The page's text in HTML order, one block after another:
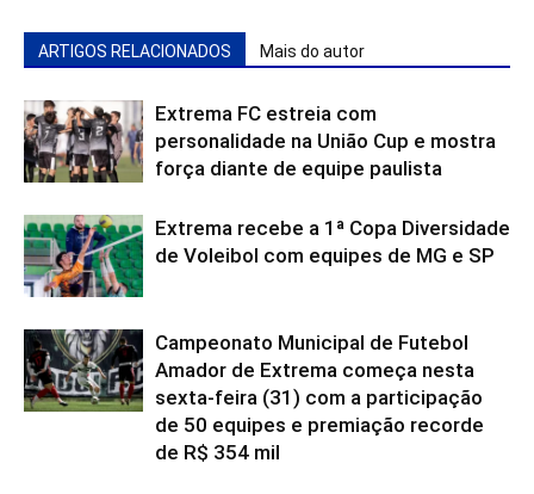
ARTIGOS RELACIONADOS Mais do autor
Extrema FC estreia com
personalidade na União Cup e mostra
força diante de equipe paulista
Extrema recebe a 1ª Copa Diversidade
de Voleibol com equipes de MG e SP
Campeonato Municipal de Futebol
Amador de Extrema começa nesta
sexta-feira (31) com a participação
de 50 equipes e premiação recorde
de R$ 354 mil